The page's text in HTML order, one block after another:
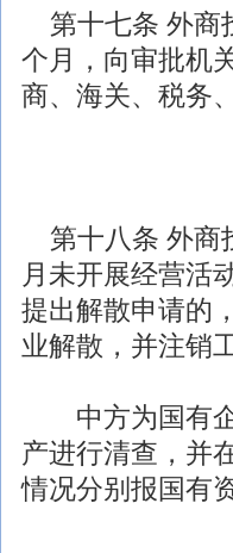
第十七条 外商
个月，向审批机
商、海关、税务
第十八条 外商
月未开展经营活
提出解散申请的
业解散，并注销
中方为国有企
产进行清查，并
情况分别报国有